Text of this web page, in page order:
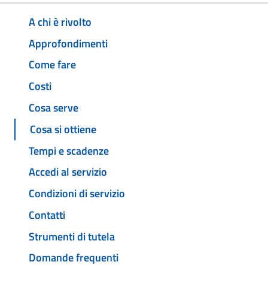
A chi è rivolto
Approfondimenti
Come fare
Costi
Cosa serve
Cosa si ottiene
Tempi e scadenze
Accedi al servizio
Condizioni di servizio
Contatti
Strumenti di tutela
Domande frequenti